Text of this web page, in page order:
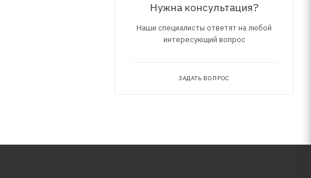
Нужна консультация?
Наши специалисты ответят на любой
интересующий вопрос
ЗАДАТЬ ВОПРОС